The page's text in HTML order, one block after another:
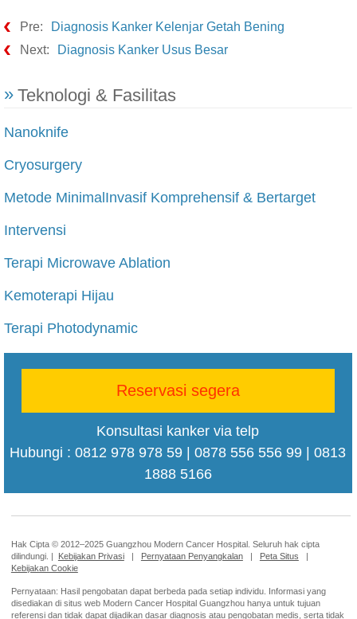
Pre:
Diagnosis Kanker Kelenjar Getah Bening
Next:
Diagnosis Kanker Usus Besar
Teknologi & Fasilitas
Nanoknife
Cryosurgery
Metode MinimalInvasif Komprehensif & Bertarget
Intervensi
Terapi Microwave Ablation
Kemoterapi Hijau
Terapi Photodynamic
Reservasi segera
Konsultasi kanker via telp
Hubungi : 0812 978 978 59 | 0878 556 556 99 | 0813
1888 5166
Hak Cipta © 2012–2025 Guangzhou Modern Cancer Hospital. Seluruh hak cipta
dilindungi. | Kebijakan Privasi| Pernyataan Penyangkalan| Peta Situs |
Kebijakan Cookie
Pernyataan: Hasil pengobatan dapat berbeda pada setiap individu. Informasi yang
disediakan di situs web Modern Cancer Hospital Guangzhou hanya untuk tujuan
referensi dan tidak dapat dijadikan dasar diagnosis atau pengobatan medis, serta tidak